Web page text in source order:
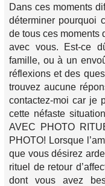
Dans ces moments
déterminer pourquoi
de tous ces moments
avec vous. Est-ce
famille, ou à un
réflexions et des
trouvez aucune
contactez-moi car je
cette néfaste
AVEC PHOTO
PHOTO! Lorsque
que vous désirez
rituel de retour
dont vous avez